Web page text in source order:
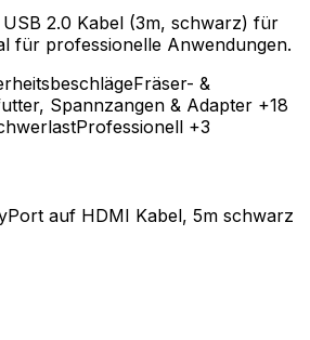
USB 2.0 Kabel (3m, schwarz) für
für professionelle Anwendungen.
Fräser- &
Spannzangen & Adapter +18
Professionell +3
auf HDMI Kabel, 5m schwarz